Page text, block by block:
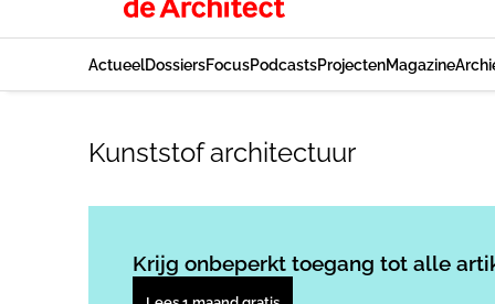
ActueelDossiersFocusPodcastsProjectenMagazine
Kunststof architectuur
Krijg onbeperkt toegang tot alle